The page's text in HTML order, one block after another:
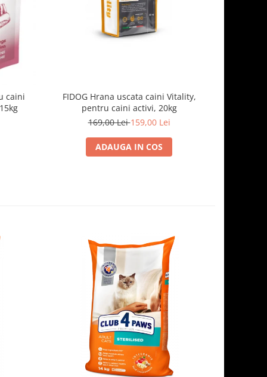
caini
FIDOG Hrana uscata caini Vitality,
pentru caini activi, 20kg
169,00 Lei159,00 Lei
ADAUGA IN COS